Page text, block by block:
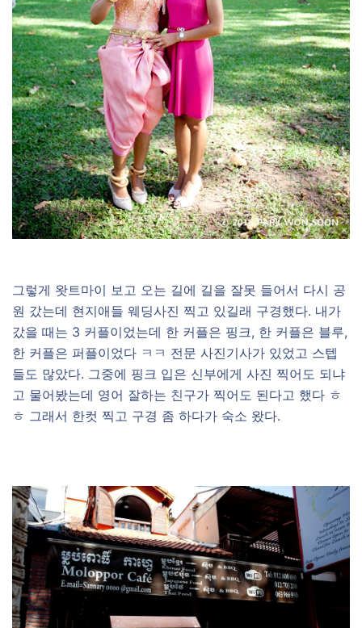
그렇게 왓트마이 보고 오는 길에 길을 잘못 들어서 다시 공
원 갔는데 현지애들 웨딩사진 찍고 있길래 구경했다. 내가
갔을 때는 3 커플이었는데 한 커플은 핑크, 한 커플은 블루,
한 커플은 퍼플이었다 ㅋㅋ 전문 사진기사가 있었고 스텝
들도 많았다. 그중에 핑크 입은 신부에게 사진 찍어도 되냐
고 물어봤는데 영어 잘하는 친구가 찍어도 된다고 했다 ㅎ
ㅎ 그래서 한컷 찍고 구경 좀 하다가 숙소 왔다.